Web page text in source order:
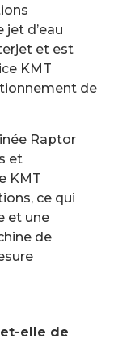
d’eau
et est
KMT
de
Raptor
et
KMT
ce qui
et une
de
elle de